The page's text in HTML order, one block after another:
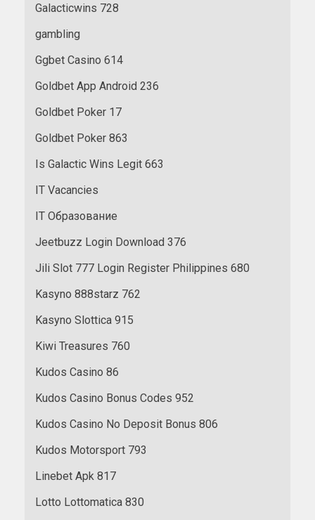
Galacticwins 728
gambling
Ggbet Casino 614
Goldbet App Android 236
Goldbet Poker 17
Goldbet Poker 863
Is Galactic Wins Legit 663
IT Vacancies
IT Образование
Jeetbuzz Login Download 376
Jili Slot 777 Login Register Philippines 680
Kasyno 888starz 762
Kasyno Slottica 915
Kiwi Treasures 760
Kudos Casino 86
Kudos Casino Bonus Codes 952
Kudos Casino No Deposit Bonus 806
Kudos Motorsport 793
Linebet Apk 817
Lotto Lottomatica 830